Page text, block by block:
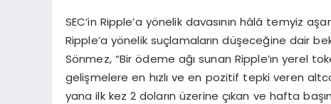
SEC’in Ripple’a yönelik davasının hâlâ temyiz
Ripple’a yönelik suçlamaların düşeceğine dair
Sönmez, “Bir ödeme ağı sunan Ripple’ın yerel
gelişmelere en hızlı ve en pozitif tepki veren
yana ilk kez 2 doların üzerine çıkan ve hafta